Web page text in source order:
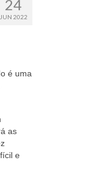
24
JUN 2022
é uma
as
e